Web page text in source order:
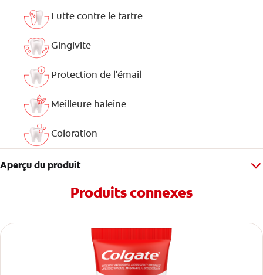
Lutte contre le tartre
Gingivite
Protection de l'émail
Meilleure haleine
Coloration
Aperçu du produit
Produits connexes